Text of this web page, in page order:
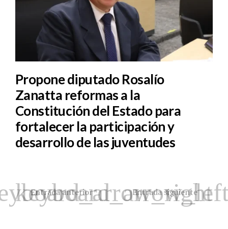
Propone diputado Rosalío
Zanatta reformas a la
Constitución del Estado para
fortalecer la participación y
desarrollo de las juventudes
Entrada anterior Entrada siguiente